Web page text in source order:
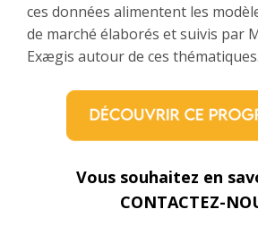
ces données alimentent les
de marché élaborés et suivis par
Exægis autour de ces thématiques.
Vous souhaitez en
CONTACTEZ-